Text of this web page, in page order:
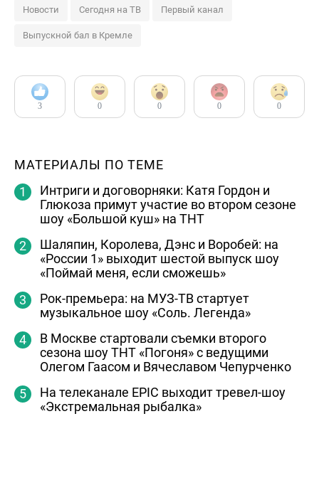
Новости Сегодня на ТВ Первый канал
Выпускной бал в Кремле
3 0 0 0 0
МАТЕРИАЛЫ ПО ТЕМЕ
Интриги и договорняки: Катя Гордон и
Глюкоза примут участие во втором сезоне
шоу «Большой куш» на ТНТ
Шаляпин, Королева, Дэнс и Воробей: на
«России 1» выходит шестой выпуск шоу
«Поймай меня, если сможешь»
Рок-премьера: на МУЗ-ТВ стартует
музыкальное шоу «Соль. Легенда»
В Москве стартовали съемки второго
сезона шоу ТНТ «Погоня» с ведущими
Олегом Гаасом и Вячеславом Чепурченко
На телеканале EPIC выходит тревел-шоу
«Экстремальная рыбалка»